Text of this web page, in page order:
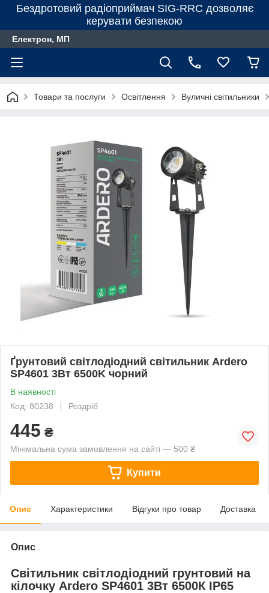
Бездротовий радіоприймач SIG-RRC дозволяє
керувати безпекою
Електрон, МП
Товари та послуги Освітлення Вуличні світильники
Ґрунтовий світлодіодний світильник Ardero
SP4601 3Вт 6500K чорний
В наявності
Код: 80238
Роздріб
445 ₴
Мінімальна сума замовлення на сайті — 500 ₴
Купити
Опис Характеристики Відгуки про товар Доставка
Опис
Світильник світлодіодний грунтовий на
кілочку Ardero SP4601 3Вт 6500К IP65